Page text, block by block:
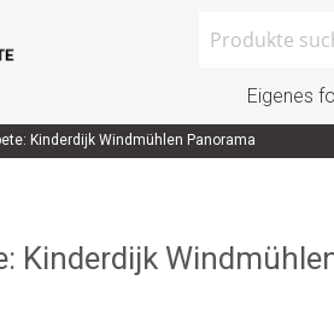
Kinderdijk Windmühlen Panorama
Eigenes
Kinderdijk